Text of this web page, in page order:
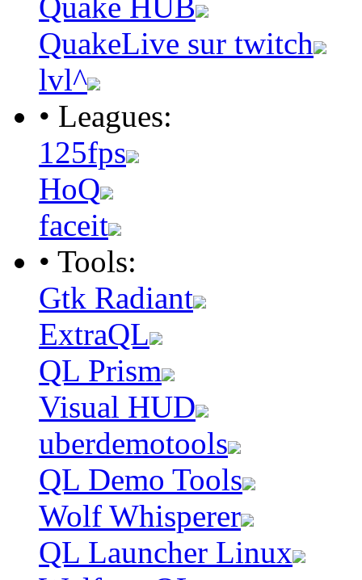
Quake HUB
QuakeLive sur twitch
lvl^
• Leagues:
125fps
HoQ
faceit
• Tools:
Gtk Radiant
ExtraQL
QL Prism
Visual HUD
uberdemotools
QL Demo Tools
Wolf Whisperer
QL Launcher Linux